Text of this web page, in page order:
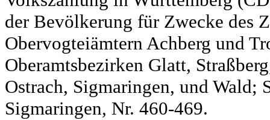
der Bevölkerung für Zwecke des
Obervogteiämtern Achberg und
Oberamtsbezirken Glatt,
Ostrach, Sigmaringen, und Wald;
Sigmaringen, Nr. 460-469.